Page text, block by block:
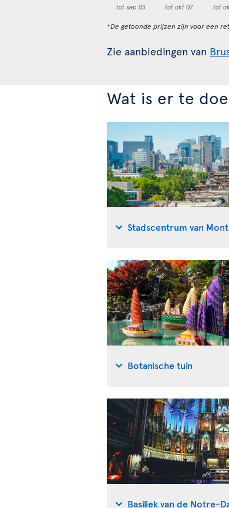
tot sep 05
tot okt 07
tot
*De getoonde prijzen zijn voor een
Zie aanbiedingen van
Wat is er te
Stadscentrum van
Botanische tuin
Basiliek van de Notre-